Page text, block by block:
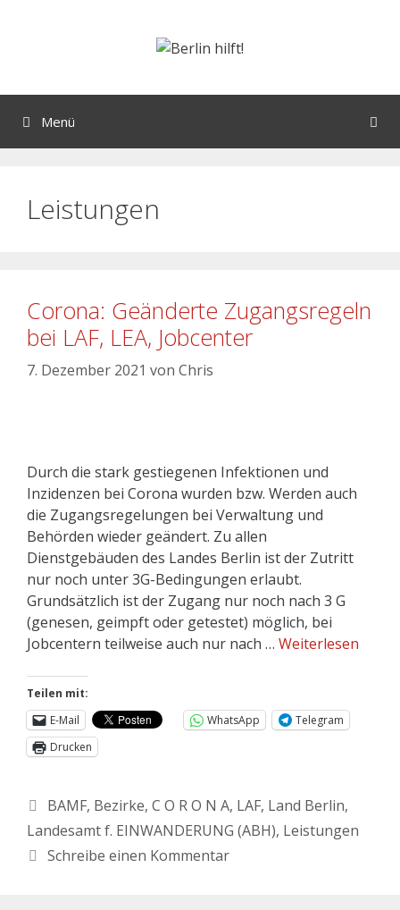
Menü
Leistungen
Corona: Geänderte Zugangsregeln
bei LAF, LEA, Jobcenter
7. Dezember 2021 von Chris
Durch die stark gestiegenen Infektionen und
Inzidenzen bei Corona wurden bzw. Werden auch
die Zugangsregelungen bei Verwaltung und
Behörden wieder geändert. Zu allen
Dienstgebäuden des Landes Berlin ist der Zutritt
nur noch unter 3G-Bedingungen erlaubt.
Grundsätzlich ist der Zugang nur noch nach 3 G
(genesen, geimpft oder getestet) möglich, bei
Jobcentern teilweise auch nur nach … Weiterlesen
Teilen mit:
E-Mail
WhatsApp
Telegram
Drucken
BAMF, Bezirke, C O R O N A, LAF, Land Berlin,
Landesamt f. EINWANDERUNG (ABH), Leistungen
Schreibe einen Kommentar